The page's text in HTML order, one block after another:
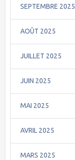
SEPTEMBRE 2025
AOÛT 2025
JUILLET 2025
JUIN 2025
MAI 2025
AVRIL 2025
MARS 2025